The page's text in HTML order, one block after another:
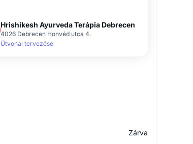
Hrishikesh Ayurveda Terápia Debrecen
4026 Debrecen Honvéd utca 4.
Útvonal tervezése
Zárva